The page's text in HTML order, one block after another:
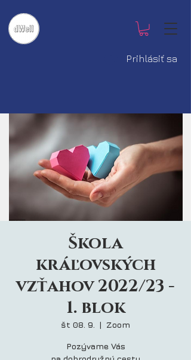
Prihlásiť sa
Škola
kráľovských
vzťahov 2022/23 -
1. blok
št 08. 9.
  |
Zoom
Pozývame Vás